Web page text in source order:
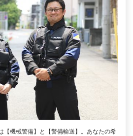
【機械警備】と【警備輸送】。あなたの希